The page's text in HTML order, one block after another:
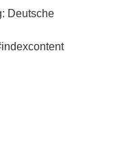
Deutsche